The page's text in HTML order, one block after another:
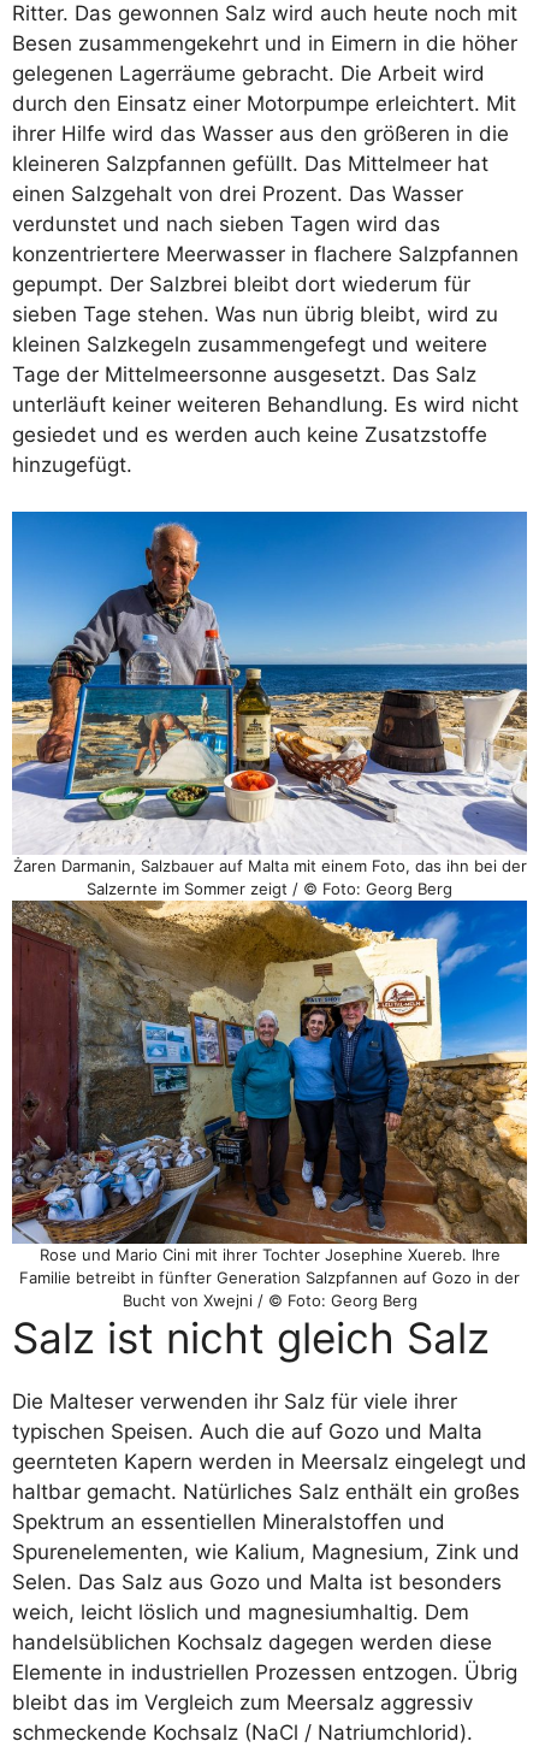
Ritter. Das gewonnen Salz wird auch heute noch mit
Besen zusammengekehrt und in Eimern in die höher
gelegenen Lagerräume gebracht. Die Arbeit wird
durch den Einsatz einer Motorpumpe erleichtert. Mit
ihrer Hilfe wird das Wasser aus den größeren in die
kleineren Salzpfannen gefüllt. Das Mittelmeer hat
einen Salzgehalt von drei Prozent. Das Wasser
verdunstet und nach sieben Tagen wird das
konzentriertere Meerwasser in flachere Salzpfannen
gepumpt. Der Salzbrei bleibt dort wiederum für
sieben Tage stehen. Was nun übrig bleibt, wird zu
kleinen Salzkegeln zusammengefegt und weitere
Tage der Mittelmeersonne ausgesetzt. Das Salz
unterläuft keiner weiteren Behandlung. Es wird nicht
gesiedet und es werden auch keine Zusatzstoffe
hinzugefügt.
Żaren Darmanin, Salzbauer auf Malta mit einem Foto, das ihn bei der
Salzernte im Sommer zeigt / © Foto: Georg Berg
Rose und Mario Cini mit ihrer Tochter Josephine Xuereb. Ihre
Familie betreibt in fünfter Generation Salzpfannen auf Gozo in der
Bucht von Xwejni / © Foto: Georg Berg
Salz ist nicht gleich Salz
Die Malteser verwenden ihr Salz für viele ihrer
typischen Speisen. Auch die auf Gozo und Malta
geernteten Kapern werden in Meersalz eingelegt und
haltbar gemacht. Natürliches Salz enthält ein großes
Spektrum an essentiellen Mineralstoffen und
Spurenelementen, wie Kalium, Magnesium, Zink und
Selen. Das Salz aus Gozo und Malta ist besonders
weich, leicht löslich und magnesiumhaltig. Dem
handelsüblichen Kochsalz dagegen werden diese
Elemente in industriellen Prozessen entzogen. Übrig
bleibt das im Vergleich zum Meersalz aggressiv
schmeckende Kochsalz (NaCl / Natriumchlorid).